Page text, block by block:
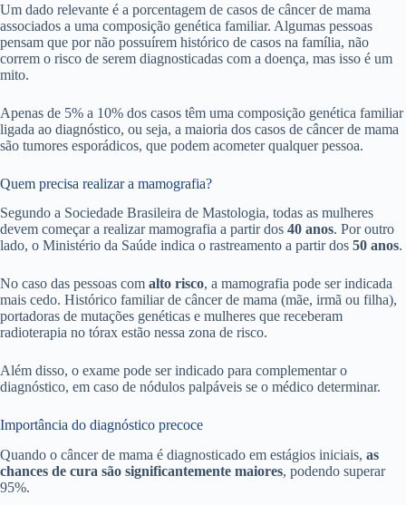
Um dado relevante é a porcentagem de casos de câncer de mama
associados a uma composição genética familiar. Algumas pessoas
pensam que por não possuírem histórico de casos na família, não
correm o risco de serem diagnosticadas com a doença, mas isso é um
mito.
Apenas de 5% a 10% dos casos têm uma composição genética familiar
ligada ao diagnóstico, ou seja, a maioria dos casos de câncer de mama
são tumores esporádicos, que podem acometer qualquer pessoa.
Quem precisa realizar a mamografia?
Segundo a Sociedade Brasileira de Mastologia, todas as mulheres
devem começar a realizar mamografia a partir dos 40 anos. Por outro
lado, o Ministério da Saúde indica o rastreamento a partir dos 50 anos.
No caso das pessoas com alto risco, a mamografia pode ser indicada
mais cedo. Histórico familiar de câncer de mama (mãe, irmã ou filha),
portadoras de mutações genéticas e mulheres que receberam
radioterapia no tórax estão nessa zona de risco.
Além disso, o exame pode ser indicado para complementar o
diagnóstico, em caso de nódulos palpáveis se o médico determinar.
Importância do diagnóstico precoce
Quando o câncer de mama é diagnosticado em estágios iniciais, as
chances de cura são significantemente maiores, podendo superar
95%.